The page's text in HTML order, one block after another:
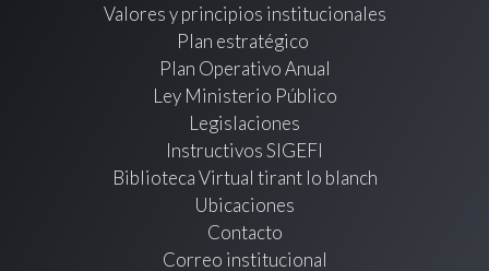
Valores y principios institucionales
Plan estratégico
Plan Operativo Anual
Ley Ministerio Público
Legislaciones
Instructivos SIGEFI
Biblioteca Virtual tirant lo blanch
Ubicaciones
Contacto
Correo institucional